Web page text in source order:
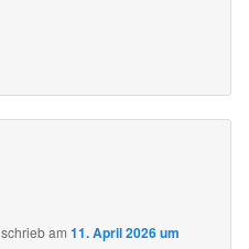
schriebam11. April 2026 um